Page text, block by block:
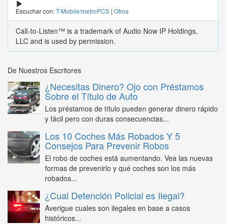
Escuchar con:T-Mobile/metroPCS | Otros
Call-to-Listen™ is a trademark of Audio Now IP Holdings,
LLC and is used by permission.
De Nuestros Escritores
¿Necesitas Dinero? Ojo con Préstamos
Sobre el Título de Auto
Los préstamos de título pueden generar dinero rápido
y fácil pero con duras consecuencias...
Los 10 Coches Más Robados Y 5
Consejos Para Prevenir Robos
El robo de coches está aumentando. Vea las nuevas
formas de prevenirlo y qué coches son los más
robados...
¿Cual Detención Policial es Ilegal?
Averigue cuales son ilegales en base a casos
históricos...